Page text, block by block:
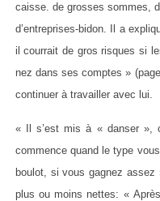
caisse. de grosses sommes,
d’entreprises-bidon. Il a
il courrait de gros risques si
nez dans ses comptes »
continuer à travailler avec lui.
« Il s’est mis à « danser »,
commence quand le type
boulot, si vous gagnez
plus ou moins nettes: «